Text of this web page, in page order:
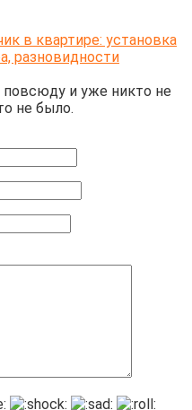
в квартире: установка
разновидности
повсюду и уже никто не
не было.